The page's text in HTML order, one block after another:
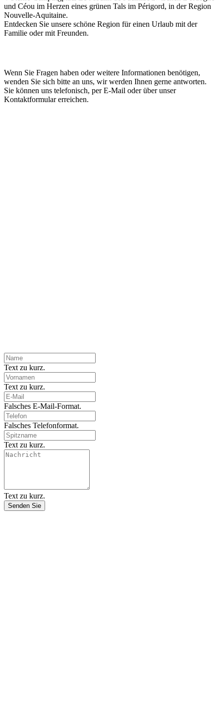
und Céou im Herzen eines grünen Tals im Périgord, in der Region
Nouvelle-Aquitaine.
Entdecken Sie unsere schöne Region für einen Urlaub mit der
Familie oder mit Freunden.
Wenn Sie Fragen haben oder weitere Informationen benötigen,
wenden Sie sich bitte an uns, wir werden Ihnen gerne antworten.
Sie können uns telefonisch, per E-Mail oder über unser
Kontaktformular erreichen.
Text zu kurz.
Text zu kurz.
Falsches E-Mail-Format.
Falsches Telefonformat.
Text zu kurz.
Text zu kurz.
Senden Sie